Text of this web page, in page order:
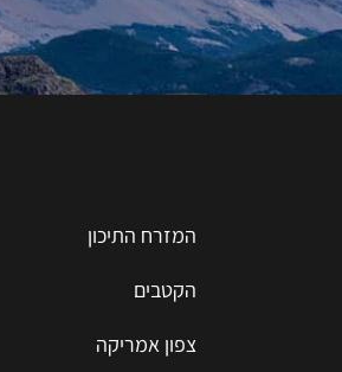
המזרח התיכון
הקטבים
צפון אמריקה